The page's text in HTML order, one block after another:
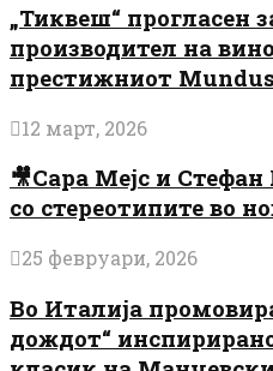
„Тиквеш“ прогласен
производител на
престижниот
12 март, 2026
🎥Сара Мејс и
со стереотипите во
25 февруари, 2026
Во Италија
дождот“